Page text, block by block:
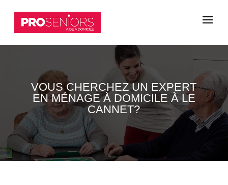
VOUS CHERCHEZ UN EXPERT
EN MÉNAGE À DOMICILE À LE
CANNET?